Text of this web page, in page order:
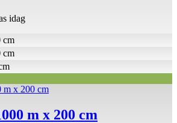
cm
cm
idag
m x 200 cm